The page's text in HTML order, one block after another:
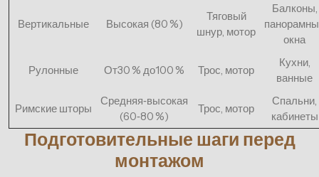
Вертикальные Высокая (80 %)
Тяговый
шнур, мотор
Балконы,
окна
Рулонные От30 % до100 % Трос, мотор
Кухни,
ванные
Римские шторы
Средняя‑высокая
(60‑80 %)
Трос, мотор
Спальни,
кабинеты
Подготовительные шаги перед
монтажом